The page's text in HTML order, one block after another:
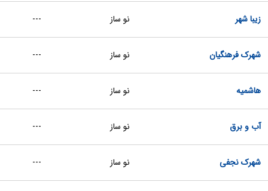
زیبا شهر نو ساز ---
شهرک فرهنگیان نو ساز ---
هاشمیه نو ساز ---
آب و برق نو ساز ---
شهرک نجفی نو ساز ---